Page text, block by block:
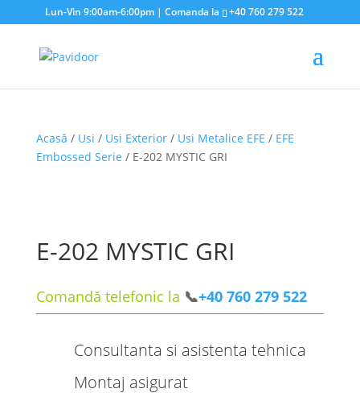
Lun-Vin 9:00am-6:00pm | Comanda la +40 760 279 522
Acasă / Usi / Usi Exterior/ Usi Metalice EFE / EFE
Embossed Serie / E-202 MYSTIC GRI
E-202 MYSTIC GRI
Comandă telefonic la 📞+40 760 279 522
Consultanta si asistenta tehnica
Montaj asigurat